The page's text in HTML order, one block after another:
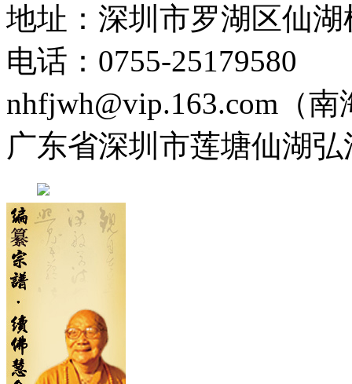
地址：深圳市罗湖区仙
电话：0755-25179580
nhfjwh@vip.163.com（南
广东省深圳市莲塘仙湖弘